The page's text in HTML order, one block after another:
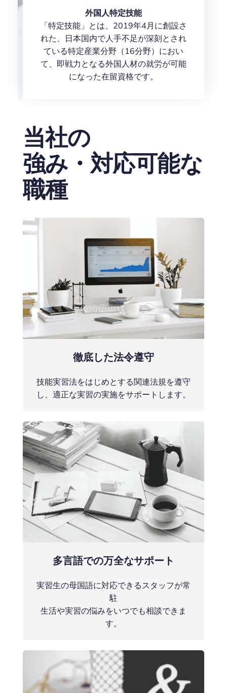
外国人特定技能
「特定技能」とは、2019年4月に創設さ
れた、日本国内で人手不足が深刻とされ
ている特定産業分野（16分野）におい
て、即戦力となる外国人材の就労が可能
になった在留資格です。
当社の
強み・対応可能な
職種
徹底した法令遵守
技能実習法をはじめとする関連法規を遵守
し、適正な実習の実施をサポートします。
多言語での万全なサポート
実習生の母国語に対応できるスタッフが常
駐
生活や実習の悩みをいつでも相談できま
す。